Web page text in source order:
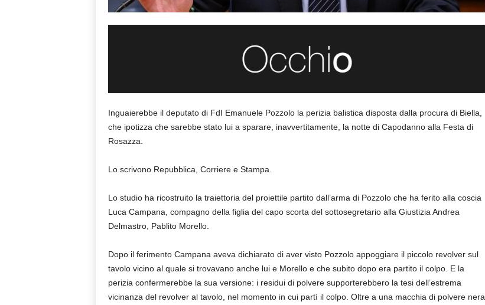
Inguaierebbe il deputato di FdI Emanuele Pozzolo la perizia balistica disposta dalla procura di Biella,
che ipotizza che sarebbe stato lui a sparare, inavvertitamente, la notte di Capodanno alla Festa di
Rosazza.
Lo scrivono Repubblica, Corriere e Stampa.
Lo studio ha ricostruito la traiettoria del proiettile partito dall’arma di Pozzolo che ha ferito alla coscia
Luca Campana, compagno della figlia del capo scorta del sottosegretario alla Giustizia Andrea
Delmastro, Pablito Morello.
Dopo il ferimento Campana aveva dichiarato di aver visto Pozzolo appoggiare il piccolo revolver sul
tavolo vicino al quale si trovavano anche lui e Morello e che subito dopo era partito il colpo. E la
perizia confermerebbe la sua versione: i residui di polvere supporterebbero la tesi dell’estrema
vicinanza del revolver al tavolo, nel momento in cui partì il colpo. Oltre a una macchia di polvere nera